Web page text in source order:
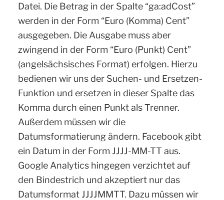
Datei. Die Betrag in der Spalte “ga:adCost”
werden in der Form “Euro (Komma) Cent”
ausgegeben. Die Ausgabe muss aber
zwingend in der Form “Euro (Punkt) Cent”
(angelsächsisches Format) erfolgen. Hierzu
bedienen wir uns der Suchen- und Ersetzen-
Funktion und ersetzen in dieser Spalte das
Komma durch einen Punkt als Trenner.
Außerdem müssen wir die
Datumsformatierung ändern. Facebook gibt
ein Datum in der Form JJJJ-MM-TT aus.
Google Analytics hingegen verzichtet auf
den Bindestrich und akzeptiert nur das
Datumsformat JJJJMMTT. Dazu müssen wir